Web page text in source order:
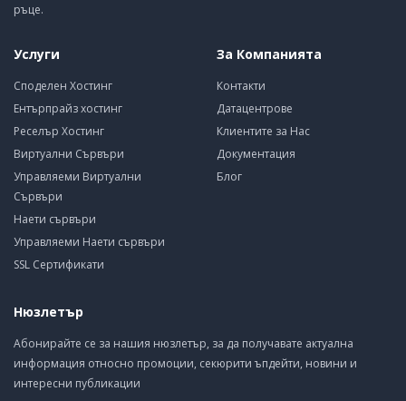
ръце.
Услуги
Споделен Хостинг
Ентърпрайз хостинг
Реселър Хостинг
Виртуални Сървъри
Управляеми Виртуални
Сървъри
Наети сървъри
Управляеми Наети сървъри
SSL Сертификати
За Компанията
Контакти
Датацентрове
Клиентите за Нас
Документация
Блог
Нюзлетър
Абонирайте се за нашия нюзлетър, за да получавате актуална
информация относно промоции, секюрити ъпдейти, новини и
интересни публикации